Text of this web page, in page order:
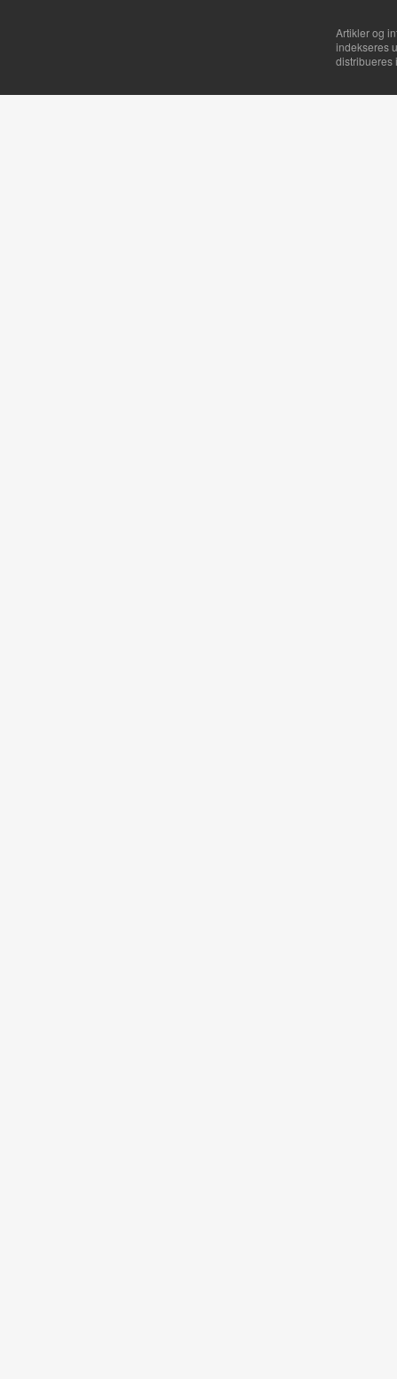
Artikler og
indekseres
distribueres